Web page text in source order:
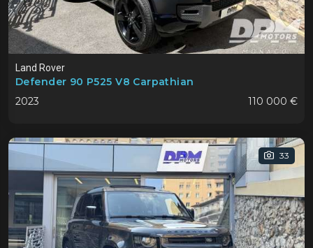
Land Rover
Defender 90 P525 V8 Carpathian
2023
110 000 €
33